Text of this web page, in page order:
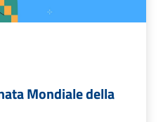
Mondiale della